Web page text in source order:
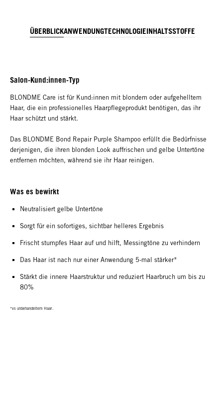
ÜBERBLICKANWENDUNGTECHNOLOGIEINHALTSSTOFFE
Salon-Kund:innen-Typ
BLONDME Care ist für Kund:innen mit blondem oder aufgehelltem
Haar, die ein professionelles Haarpflegeprodukt benötigen, das ihr
Haar schützt und stärkt.
Das BLONDME Bond Repair Purple Shampoo erfüllt die Bedürfnisse
derjenigen, die ihren blonden Look auffrischen und gelbe Untertöne
entfernen möchten, während sie ihr Haar reinigen.
Was es bewirkt
Neutralisiert gelbe Untertöne
Sorgt für ein sofortiges, sichtbar helleres Ergebnis
Frischt stumpfes Haar auf und hilft, Messingtöne zu verhindern
Das Haar ist nach nur einer Anwendung 5-mal stärker*
Stärkt die innere Haarstruktur und reduziert Haarbruch um bis zu
80%
*vs unbehandeltem Haar.